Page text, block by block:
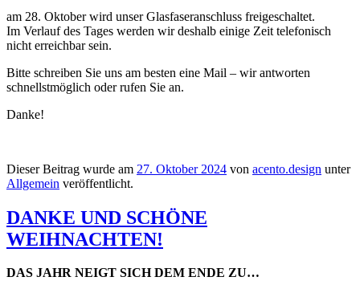
am 28. Oktober wird unser Glasfaseranschluss freigeschaltet.
Im Verlauf des Tages werden wir deshalb einige Zeit telefonisch
nicht erreichbar sein.
Bitte schreiben Sie uns am besten eine Mail – wir antworten
schnellstmöglich oder rufen Sie an.
Danke!
Dieser Beitrag wurde am 27. Oktober 2024 von acento.design unter
Allgemein veröffentlicht.
DANKE UND SCHÖNE
WEIHNACHTEN!
DAS JAHR NEIGT SICH DEM ENDE ZU…